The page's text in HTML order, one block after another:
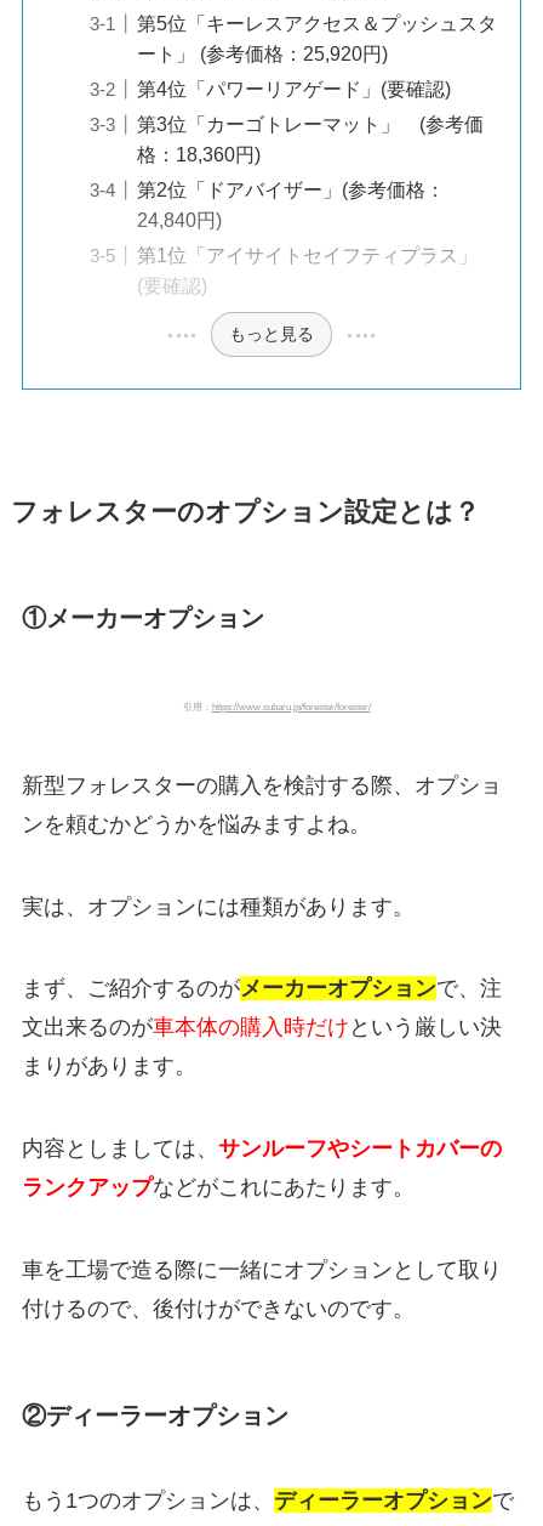
第5位「キーレスアクセス＆プッシュスタ
ート」 (参考価格：25,920円)
第4位「パワーリアゲード」(要確認)
第3位「カーゴトレーマット」 (参考価
格：18,360円)
第2位「ドアバイザー」(参考価格：
24,840円)
第1位「アイサイトセイフティプラス」
(要確認)
もっと見る
フォレスターのオプション設定とは？
①メーカーオプション
引用： https://www.subaru.jp/forester/forester/
新型フォレスターの購入を検討する際、オプショ
ンを頼むかどうかを悩みますよね。
実は、オプションには種類があります。
まず、ご紹介するのがメーカーオプションで、注
文出来るのが車本体の購入時だけ という厳しい決
まりがあります。
内容としましては、 サンルーフやシートカバーの
ランクアップなどがこれにあたります。
車を工場で造る際に一緒にオプションとして取り
付けるので、後付けができないのです。
②ディーラーオプション
もう1つのオプションは、 ディーラーオプションで